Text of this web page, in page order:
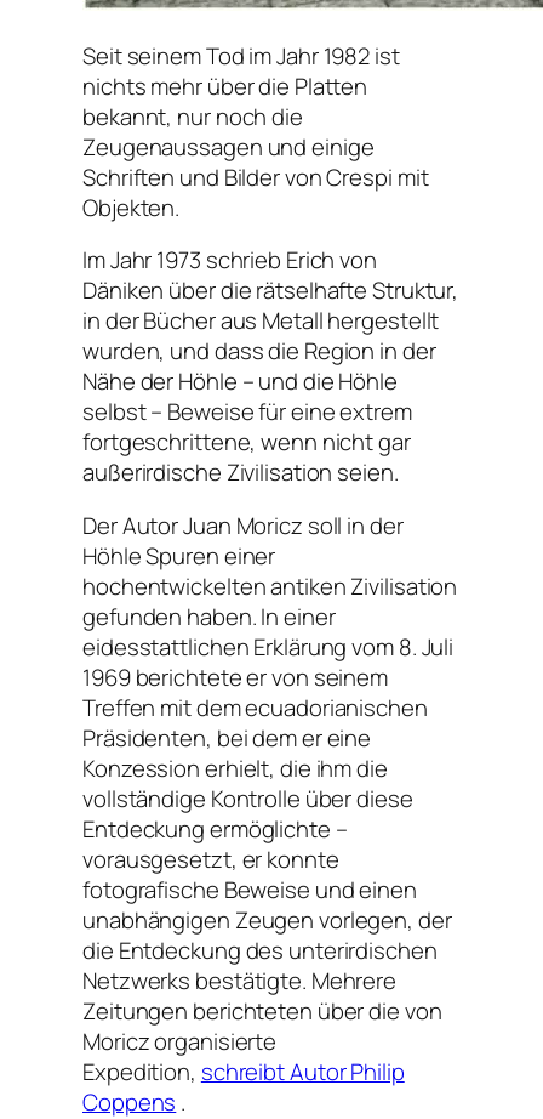
Seit seinem Tod im Jahr 1982 ist
nichts mehr über die Platten
bekannt, nur noch die
Zeugenaussagen und einige
Schriften und Bilder von Crespi mit
Objekten.
Im Jahr 1973 schrieb Erich von
Däniken über die rätselhafte Struktur,
in der Bücher aus Metall hergestellt
wurden, und dass die Region in der
Nähe der Höhle – und die Höhle
selbst – Beweise für eine extrem
fortgeschrittene, wenn nicht gar
außerirdische Zivilisation seien.
Der Autor Juan Moricz soll in der
Höhle Spuren einer
hochentwickelten antiken Zivilisation
gefunden haben. In einer
eidesstattlichen Erklärung vom 8. Juli
1969 berichtete er von seinem
Treffen mit dem ecuadorianischen
Präsidenten, bei dem er eine
Konzession erhielt, die ihm die
vollständige Kontrolle über diese
Entdeckung ermöglichte –
vorausgesetzt, er konnte
fotografische Beweise und einen
unabhängigen Zeugen vorlegen, der
die Entdeckung des unterirdischen
Netzwerks bestätigte. Mehrere
Zeitungen berichteten über die von
Moricz organisierte
Expedition, schreibt Autor Philip
Coppens .